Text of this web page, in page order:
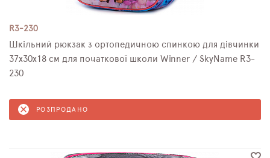
R3-230
Шкільний рюкзак з ортопедичною спинкою для дівчинки
37х30х18 см для початкової школи Winner / SkyName R3-
230
РОЗПРОДАНО